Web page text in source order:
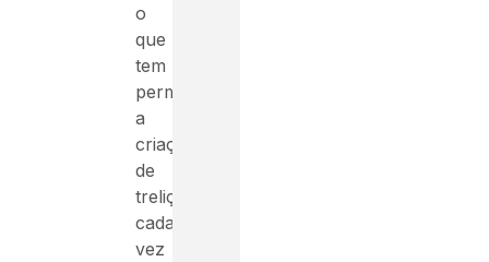
o
que
tem
permitido
a
criação
de
treliças
cada
vez